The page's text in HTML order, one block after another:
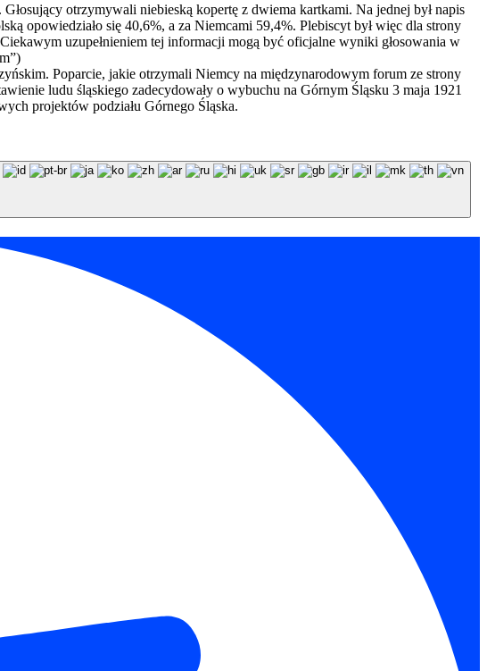
otrzymywali niebieską kopertę z dwiema kartkami. Na jednej był napis
opowiedziało się 40,6%, a za Niemcami 59,4%. Plebiscyt był więc dla strony
uzupełnieniem tej informacji mogą być oficjalne wyniki głosowania w
Poparcie, jakie otrzymali Niemcy na międzynarodowym forum ze strony
ludu śląskiego zadecydowały o wybuchu na Górnym Śląsku 3 maja 1921
projektów podziału Górnego Śląska.